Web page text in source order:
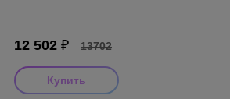
12 502 ₽ 13702